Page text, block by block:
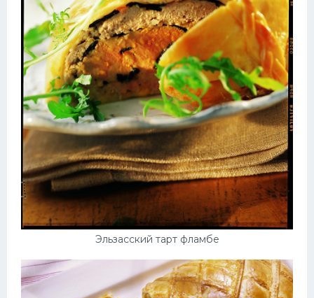
Эльзасский тарт фламбе